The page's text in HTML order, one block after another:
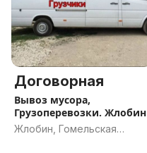
Договорная
Вывоз мусора,
Грузоперевозки. Жлобин
Жлобин, Гомельская